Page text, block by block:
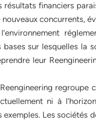
financiers
concurrents,
sur lesquelles la
leur
regroupe
ni à
Les sociétés